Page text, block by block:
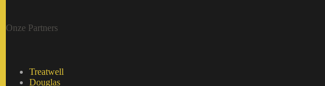
Onze Partners
Treatwell
Douglas